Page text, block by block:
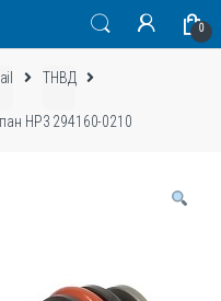
0
ТНВД
HP3 294160-0210